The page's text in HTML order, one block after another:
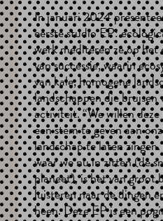
In januari 2024
eerste studio EP:
werk mediteren ze op
van successie, waarin
van kale, homogene
landschappen die bruisen
activiteit. “We willen
een stem te geven aan
landschap te laten
waar we nu in zitten (de
planeet), is het van groot
luisteren naar de dingen
heen. Deze EP is een